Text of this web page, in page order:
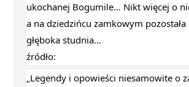
ukochanej Bogumile… Nikt więcej o
a na dziedzińcu zamkowym pozostała
głęboka studnia…
źródło:
„Legendy i opowieści niesamowite o